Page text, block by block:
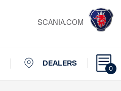
SCANIA.COM
0
DEALERS